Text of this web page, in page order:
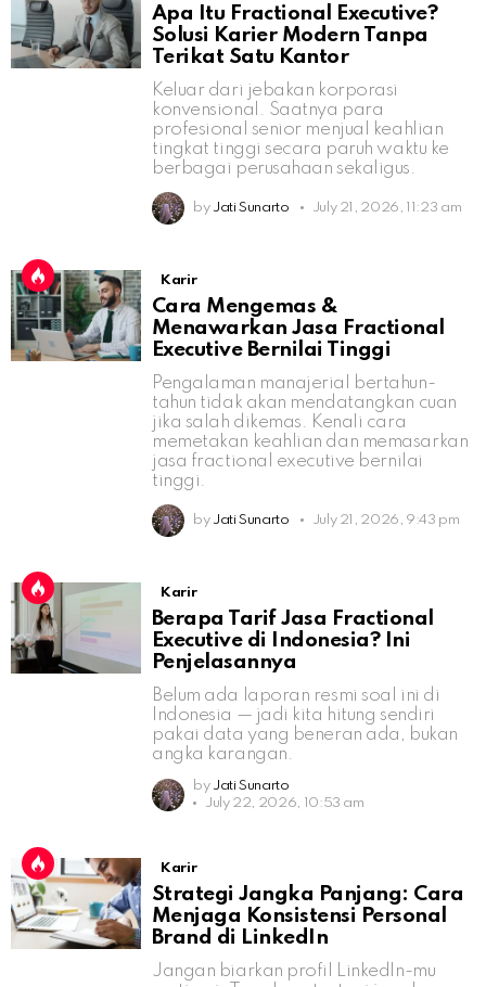
Apa Itu Fractional Executive?
Solusi Karier Modern Tanpa
Terikat Satu Kantor
Keluar dari jebakan korporasi
konvensional. Saatnya para
profesional senior menjual keahlian
tingkat tinggi secara paruh waktu ke
berbagai perusahaan sekaligus.
by Jati Sunarto July 21, 2026, 11:23 am
Karir
Cara Mengemas &
Menawarkan Jasa Fractional
Executive Bernilai Tinggi
Pengalaman manajerial bertahun-
tahun tidak akan mendatangkan cuan
jika salah dikemas. Kenali cara
memetakan keahlian dan memasarkan
jasa fractional executive bernilai
tinggi.
by Jati Sunarto July 21, 2026, 9:43 pm
Karir
Berapa Tarif Jasa Fractional
Executive di Indonesia? Ini
Penjelasannya
Belum ada laporan resmi soal ini di
Indonesia — jadi kita hitung sendiri
pakai data yang beneran ada, bukan
angka karangan.
by Jati Sunarto
July 22, 2026, 10:53 am
Karir
Strategi Jangka Panjang: Cara
Menjaga Konsistensi Personal
Brand di LinkedIn
Jangan biarkan profil LinkedIn-mu